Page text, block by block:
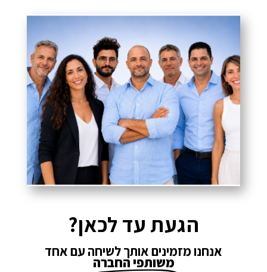
הגעת עד לכאן?
אנחנו מזמינים אותך לשיחה עם אחד
משותפי החברה